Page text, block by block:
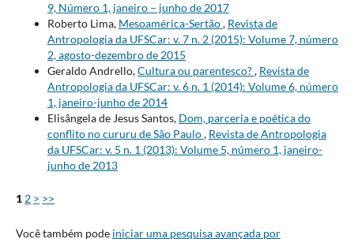
9, Número 1, janeiro – junho de 2017
Roberto Lima, Mesoamérica-Sertão, Revista de
Antropologia da UFSCar: v. 7 n. 2 (2015): Volume 7, número
2, agosto-dezembro de 2015
Geraldo Andrello,Cultura ou parentesco?, Revista de
Antropologia da UFSCar: v. 6 n. 1 (2014): Volume 6, número
1, janeiro-junho de 2014
Elisângela de Jesus Santos, Dom, parceria e poética do
conflito no cururu de São Paulo, Revista de Antropologia
da UFSCar: v. 5 n. 1 (2013): Volume 5, número 1, janeiro-
junho de 2013
1 2 > >>
Você também pode iniciar uma pesquisa avançada por